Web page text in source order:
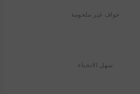
حواف غير ملحومة
سهل الانحناء